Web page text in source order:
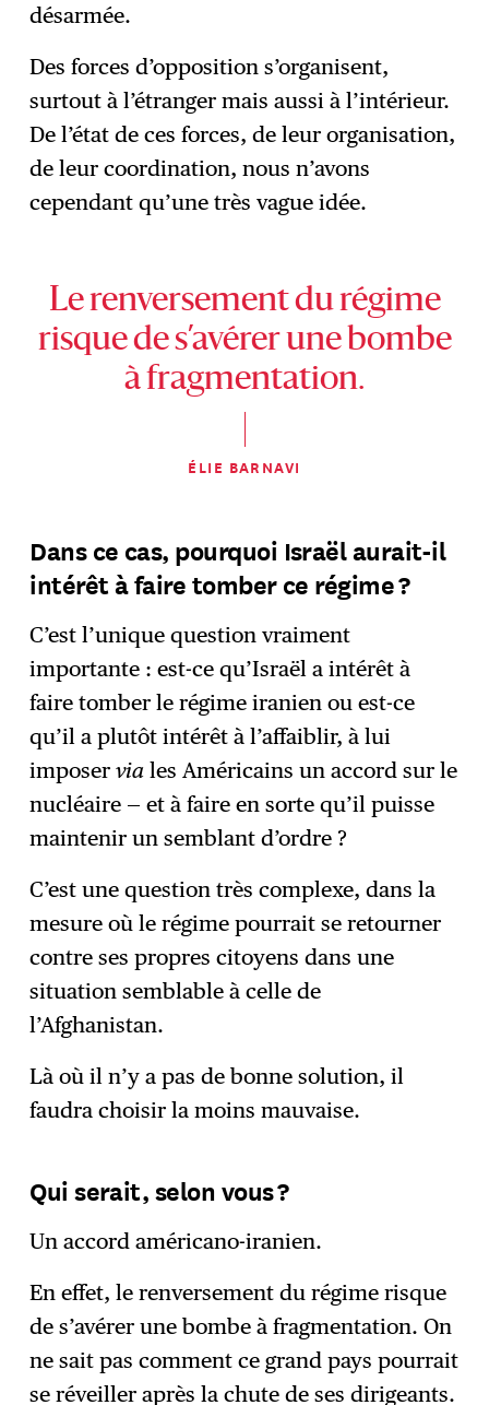
désarmée.
Des forces d’opposition s’organisent,
surtout à l’étranger mais aussi à l’intérieur.
De l’état de ces forces, de leur organisation,
de leur coordination, nous n’avons
cependant qu’une très vague idée.
Le renversement du régime
risque de s’avérer une bombe
à fragmentation.
ÉLIE BARNAVI
Dans ce cas, pourquoi Israël aurait-il
intérêt à faire tomber ce régime ?
C’est l’unique question vraiment
importante : est-ce qu’Israël a intérêt à
faire tomber le régime iranien ou est-ce
qu’il a plutôt intérêt à l’affaiblir, à lui
imposervia les Américains un accord sur le
nucléaire — et à faire en sorte qu’il puisse
maintenir un semblant d’ordre ?
C’est une question très complexe, dans la
mesure où le régime pourrait se retourner
contre ses propres citoyens dans une
situation semblable à celle de
l’Afghanistan.
Là où il n’y a pas de bonne solution, il
faudra choisir la moins mauvaise.
Qui serait, selon vous ?
Un accord américano-iranien.
En effet, le renversement du régime risque
de s’avérer une bombe à fragmentation. On
ne sait pas comment ce grand pays pourrait
se réveiller après la chute de ses dirigeants.